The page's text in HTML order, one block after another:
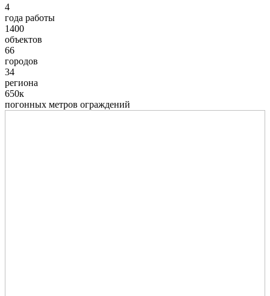
4
года работы
1400
объектов
66
городов
34
региона
650к
погонных метров ограждений